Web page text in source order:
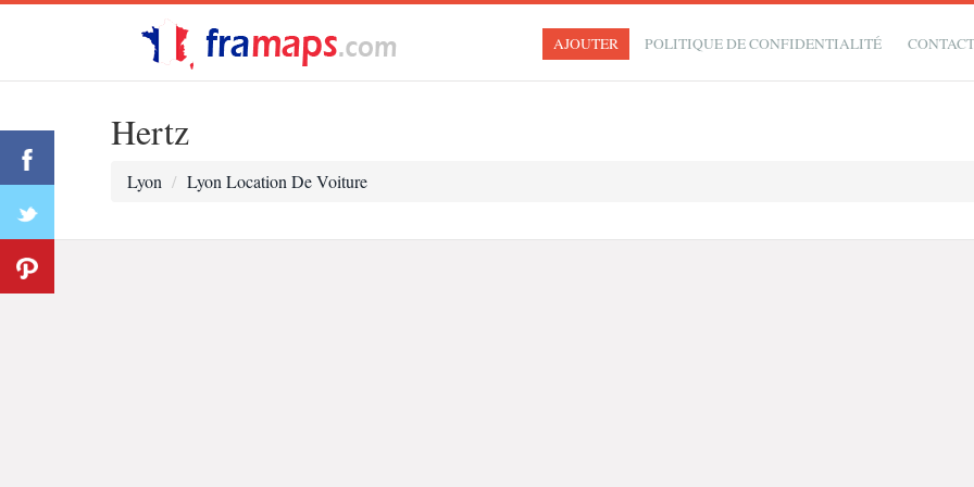
AJOUTER POLITIQUE DE CONFIDENTIALITÉ
Hertz
Lyon Lyon Location De Voiture